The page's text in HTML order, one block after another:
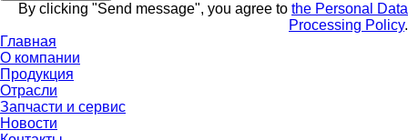
By clicking "Send message", you agree to the Personal Data
Processing Policy.
Главная
О компании
Продукция
Отрасли
Запчасти и сервис
Новости